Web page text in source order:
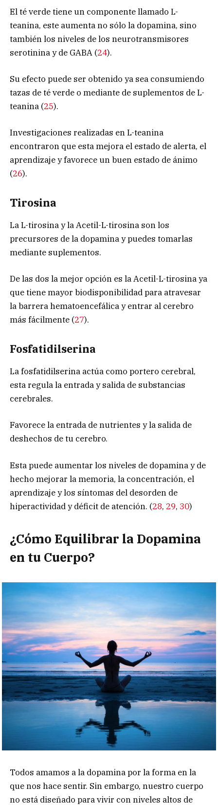
El té verde tiene un componente llamado L-
teanina, este aumenta no sólo la dopamina, sino
también los niveles de los neurotransmisores
serotinina y de GABA (24).
Su efecto puede ser obtenido ya sea consumiendo
tazas de té verde o mediante de suplementos de L-
teanina (25).
Investigaciones realizadas en L-teanina
encontraron que esta mejora el estado de alerta, el
aprendizaje y favorece un buen estado de ánimo
(26).
Tirosina
La L-tirosina y la Acetil-L-tirosina son los
precursores de la dopamina y puedes tomarlas
mediante suplementos.
De las dos la mejor opción es la Acetil-L-tirosina ya
que tiene mayor biodisponibilidad para atravesar
la barrera hematoencefálica y entrar al cerebro
más fácilmente (27).
Fosfatidilserina
La fosfatidilserina actúa como portero cerebral,
esta regula la entrada y salida de substancias
cerebrales.
Favorece la entrada de nutrientes y la salida de
deshechos de tu cerebro.
Esta puede aumentar los niveles de dopamina y de
hecho mejorar la memoria, la concentración, el
aprendizaje y los síntomas del desorden de
hiperactividad y déficit de atención. (28, 29, 30)
¿Cómo Equilibrar la Dopamina
en tu Cuerpo?
Todos amamos a la dopamina por la forma en la
que nos hace sentir. Sin embargo, nuestro cuerpo
no está diseñado para vivir con niveles altos de